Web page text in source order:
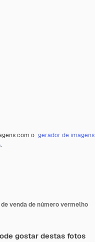
com o gerador de imagens
.
venda de número vermelho
gostar destas fotos